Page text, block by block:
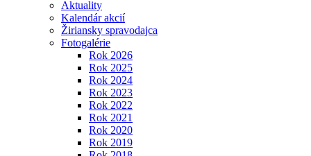
Aktuality
Kalendár akcií
Žiriansky spravodajca
Fotogalérie
Rok 2026
Rok 2025
Rok 2024
Rok 2023
Rok 2022
Rok 2021
Rok 2020
Rok 2019